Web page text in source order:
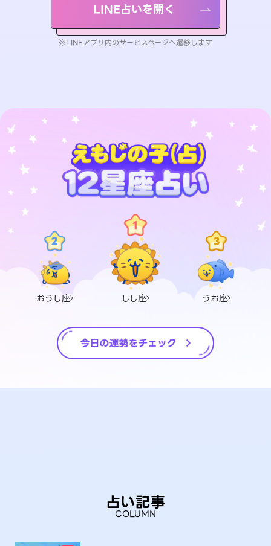
LINE占いを開く
※LINEアプリ内のサービスページへ遷移します
おうし座 しし座 うお座
占い記事
COLUMN